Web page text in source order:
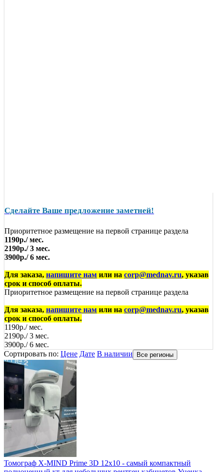
Сделайте Ваше предложение заметней!
Приоритетное размещение на первой странице раздела
1190р./ мес.
2190р./ 3 мес.
3900р./ 6 мес.
Для заказа, напишите нам или на corp@mednav.ru, указав
срок и способ оплаты.
Приоритетное размещение на первой странице раздела
Для заказа, напишите нам или на corp@mednav.ru, указав
срок и способ оплаты.
1190р./ мес.
2190р./ 3 мес.
3900р./ 6 мес.
Сортировать по: Цене Дате В наличии Все регионы
Томограф X-MIND Prime 3D 12x10 - самый компактный